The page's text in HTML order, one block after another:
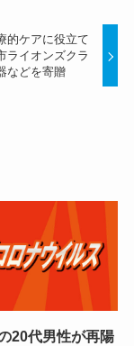
的ケアに役立て
ライオンズクラ
などを寄贈
20代男性が再陽